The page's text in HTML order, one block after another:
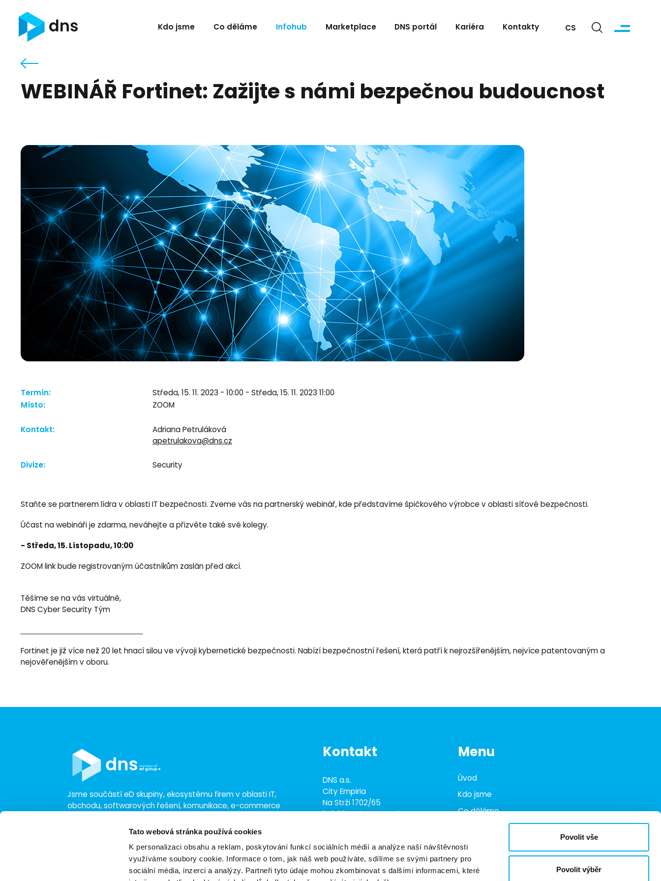
Tato webová stránka používá cookies
K personalizaci obsahu a reklam, poskytování funkcí sociálních médií a analýze naší návštěvnosti
využíváme soubory cookie. Informace o tom, jak náš web používáte, sdílíme se svými partnery pro
sociální média, inzerci a analýzy. Partneři tyto údaje mohou zkombinovat s dalšími informacemi, které
Povolit vše
Povolit výběr
Kdo jsme Co děláme Infohub Marketplace DNS portál Kariéra Kontakty CS
WEBINÁŘ Fortinet: Zažijte s námi bezpečnou budoucnost
Termín: Středa, 15. 11. 2023 - 10:00 - Středa, 15. 11. 2023 11:00
Místo: ZOOM
Kontakt:
Adriana Petruláková
apetrulakova@dns.cz
Divize: Security
Staňte se partnerem lídra v oblasti IT bezpečnosti. Zveme vás na partnerský webinář, kde představíme špičkového výrobce v oblasti síťové bezpečnosti.
Účast na webináři je zdarma, neváhejte a přizvěte také své kolegy.
- Středa, 15. Listopadu, 10:00
ZOOM link bude registrovaným účastníkům zaslán před akcí.
Těšíme se na vás virtuálně,
DNS Cyber Security Tým
_______________________________
Fortinet je již více než 20 let hnací silou ve vývoji kybernetické bezpečnosti. Nabízí bezpečnostní řešení, která patří k nejrozšířenějším, nejvíce patentovaným a
nejověřenějším v oboru.
Jsme součástí eD skupiny, ekosystému firem v oblasti IT,
obchodu, softwarových řešení, komunikace, e-commerce
a tržbami přesahujícími 16 miliard.
Kontakt
DNS a.s.
City Empiria
Na Strži 1702/65
140 00 Praha 4 - Nusle
dns@dns.cz
Menu
Úvod
Kdo jsme
Co děláme
Marketplace
Kariéra
Kontakty